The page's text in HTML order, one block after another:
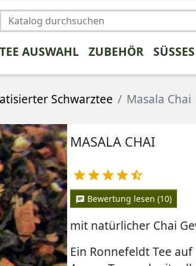
FRÜCHTETEE
AUSWAHL
TRENDS KAFFEE UMSTEIGER
ZUBEHÖR SÜSSES
Schwarztee Masala Chai
MASALA CHAI

chat Bewertung lesen (10)
mit natürlicher Chai
Ein Ronnefeldt Tee